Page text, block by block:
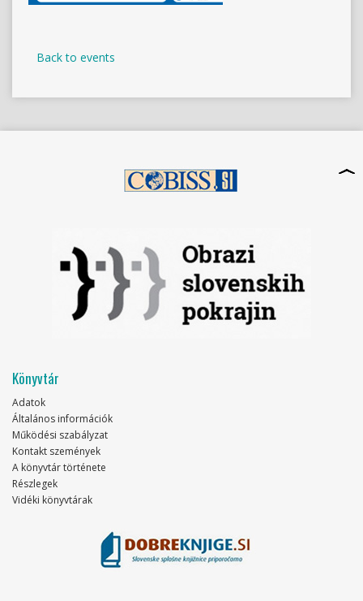
Back to events
Könyvtár
Adatok
Általános információk
Működési szabályzat
Kontakt szemények
A könyvtár története
Részlegek
Vidéki könyvtárak